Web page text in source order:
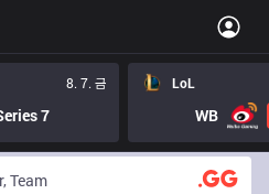
8. 7. 금
7
LoL
WB